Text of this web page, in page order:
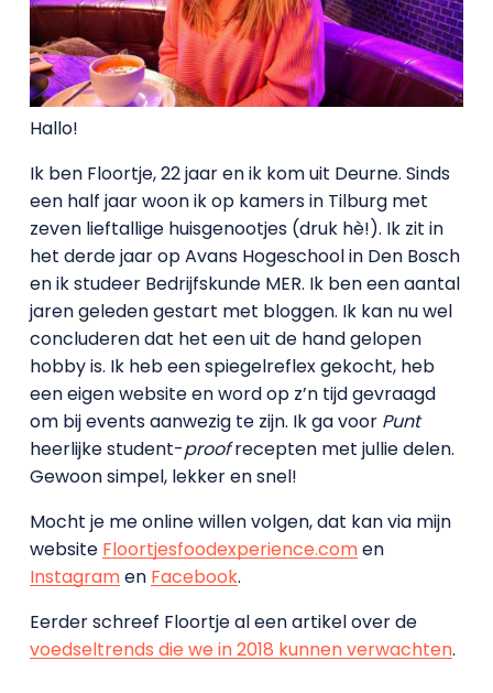
Hallo!
Ik ben Floortje, 22 jaar en ik kom uit Deurne. Sinds
een half jaar woon ik op kamers in Tilburg met
zeven lieftallige huisgenootjes (druk hè!). Ik zit in
het derde jaar op Avans Hogeschool in Den Bosch
en ik studeer Bedrijfskunde MER. Ik ben een aantal
jaren geleden gestart met bloggen. Ik kan nu wel
concluderen dat het een uit de hand gelopen
hobby is. Ik heb een spiegelreflex gekocht, heb
een eigen website en word op z’n tijd gevraagd
om bij events aanwezig te zijn. Ik ga voor Punt
heerlijke student-proofrecepten met jullie delen.
Gewoon simpel, lekker en snel!
Mocht je me online willen volgen, dat kan via mijn
website Floortjesfoodexperience.comen
Instagramen Facebook.
Eerder schreef Floortje al een artikel over de
voedseltrends die we in 2018 kunnen verwachten.